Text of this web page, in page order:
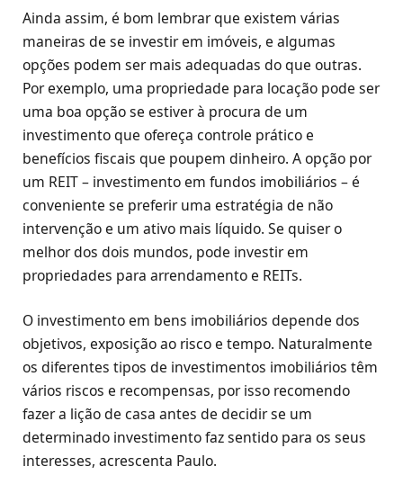
Ainda assim, é bom lembrar que existem várias
maneiras de se investir em imóveis, e algumas
opções podem ser mais adequadas do que outras.
Por exemplo, uma propriedade para locação pode ser
uma boa opção se estiver à procura de um
investimento que ofereça controle prático e
benefícios fiscais que poupem dinheiro. A opção por
um REIT – investimento em fundos imobiliários – é
conveniente se preferir uma estratégia de não
intervenção e um ativo mais líquido. Se quiser o
melhor dos dois mundos, pode investir em
propriedades para arrendamento e REITs.
O investimento em bens imobiliários depende dos
objetivos, exposição ao risco e tempo. Naturalmente
os diferentes tipos de investimentos imobiliários têm
vários riscos e recompensas, por isso recomendo
fazer a lição de casa antes de decidir se um
determinado investimento faz sentido para os seus
interesses, acrescenta Paulo.